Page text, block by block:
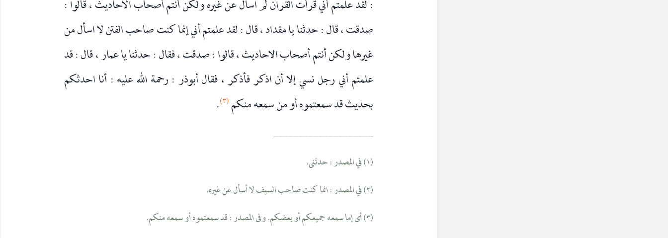
: لقد علمتم أني قرأت القرآن لم اسأل عن غيره ولكن أنتم أصحاب الاحاديث ، قالوا :
صدقت ، قال : حدثنا يا مقداد ، قال : لقد علمتم أني إنما كنت صاحب الفتن لا اسأل من
غيرها ولكن أنتم أصحاب الاحاديث ، قالوا : صدقت ، فقال : حدثنا يا عمار ، قال : قد
علمتم أني رجل نسي إلا أن اذكر فأذكر ، فقال أبوذر : رحمة الله عليه : أنا احدثكم
بحديث قد سمعتموه أو من سمعه منكم(٣) .
____________________
(١) في المصدر : حدثنى.
(٢) في المصدر : انما كنت صاحب السيف لا أسأل عن غيره.
(٣) أى إما سمعه جميعكم أو بعضكم. وفى المصدر : قد سمعتموه أو سمعه منكم.